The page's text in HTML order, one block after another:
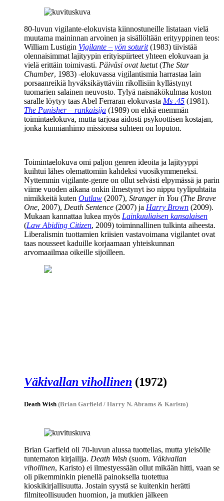
80‑luvun vigilante-elokuvista kiinnostuneille listataan vielä
muutama maininnan arvoinen ja sisällöltään erityyppinen teos:
William Lustigin Vigilante – yön soturit(1983) tiivistää
olennaisimmat lajityypin erityispiirteet yhteen elokuvaan ja
vielä erittäin toimivasti. Päiväsi ovat luetut(The Star
Chamber, 1983) ‑elokuvassa vigilantismia harrastaa lain
porsaanreikiä hyväksikäyttäviin rikollisiin kyllästynyt
tuomarien salainen neuvosto. Tylyä naisnäkökulmaa koston
saralle löytyy taasAbel Ferraran elokuvasta Ms .45 (1981).
The Punisher – rankaisija (1989) on ehkä enemmän
toimintaelokuva, mutta tarjoaa aidosti psykoottisen kostajan,
jonka kunnianhimo missionsa suhteen on loputon.
Toimintaelokuva omi paljon genren ideoita ja lajityyppi
kuihtui lähes olemattomiin kahdeksi vuosikymmeneksi.
Nyttemmin vigilante-genre on ollut selvästi elpymässä ja parin
viime vuoden aikana onkin ilmestynyt iso nippu tyylipuhtaita
nimikkeitä kuten Outlaw (2007), Stranger in You (The Brave
One, 2007), Death Sentence (2007) ja Harry Brown (2009).
Mukaan kannattaa lukea myös Lainkuuliaisen kansalaisen
(Law Abiding Citizen, 2009) toiminnallinen tulkinta aiheesta.
Liberalismin tuottamien kriisien vastavoimana vigilantet ovat
taas nousseet kaduille korjaamaan yhteiskunnan
arvomaailmaa oikeille sijoilleen.
Väkivallan vihollinen (1972)
Death Wish (Brian Garfield / Harry N. Abrams & Karisto)
Brian Garfield oli 70‑luvun alussa tuottelias, mutta yleisölle
tuntematon kirjailija. Death Wish (suom. Väkivallan
vihollinen, Karisto) ei ilmestyessään ollut mikään hitti, vaan se
oli pikemminkin pienellä painoksella tuotettua
kioskikirjallisuutta. Jostain syystä se kuitenkin herätti
filmiteollisuuden huomion, ja mutkien jälkeen